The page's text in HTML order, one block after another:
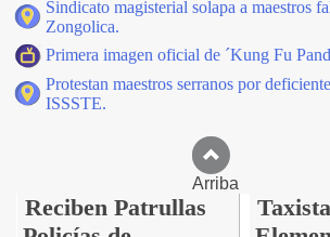
Sindicato magisterial solapa a maestros
Zongolica.
Primera imagen oficial de ´Kung Fu
Protestan maestros serranos por
ISSSTE.
Arriba
Reciben Patrullas